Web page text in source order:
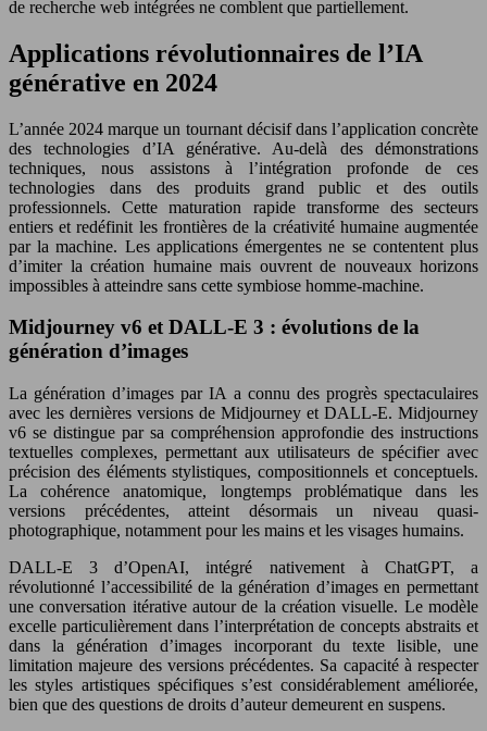
de recherche web intégrées ne comblent que partiellement.
Applications révolutionnaires de l’IA
générative en 2024
L’année 2024 marque un tournant décisif dans l’application concrète
des technologies d’IA générative. Au-delà des démonstrations
techniques, nous assistons à l’intégration profonde de ces
technologies dans des produits grand public et des outils
professionnels. Cette maturation rapide transforme des secteurs
entiers et redéfinit les frontières de la créativité humaine augmentée
par la machine. Les applications émergentes ne se contentent plus
d’imiter la création humaine mais ouvrent de nouveaux horizons
impossibles à atteindre sans cette symbiose homme-machine.
Midjourney v6 et DALL-E 3 : évolutions de la
génération d’images
La génération d’images par IA a connu des progrès spectaculaires
avec les dernières versions de Midjourney et DALL-E. Midjourney
v6 se distingue par sa compréhension approfondie des instructions
textuelles complexes, permettant aux utilisateurs de spécifier avec
précision des éléments stylistiques, compositionnels et conceptuels.
La cohérence anatomique, longtemps problématique dans les
versions précédentes, atteint désormais un niveau quasi-
photographique, notamment pour les mains et les visages humains.
DALL-E 3 d’OpenAI, intégré nativement à ChatGPT, a
révolutionné l’accessibilité de la génération d’images en permettant
une conversation itérative autour de la création visuelle. Le modèle
excelle particulièrement dans l’interprétation de concepts abstraits et
dans la génération d’images incorporant du texte lisible, une
limitation majeure des versions précédentes. Sa capacité à respecter
les styles artistiques spécifiques s’est considérablement améliorée,
bien que des questions de droits d’auteur demeurent en suspens.